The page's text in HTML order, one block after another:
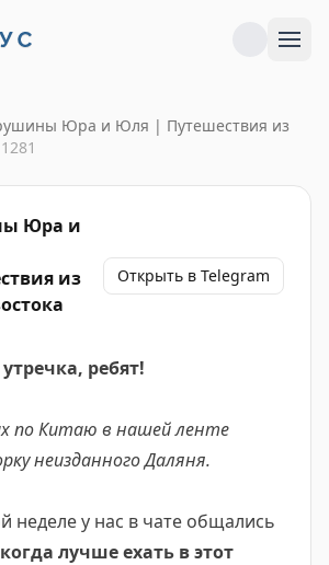
Юра и Юля | Путешествия из
Юра и
из
Открыть в Telegram
ребят!
по Китаю в нашей ленте
неизданного Даляня.
неделе у нас в чате общались
когда лучше ехать в этот